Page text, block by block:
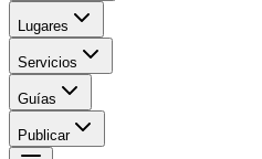
Lugares
Servicios
Guías
Publicar